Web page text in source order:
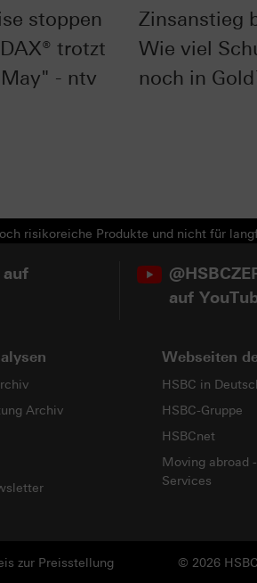
stoppen
trotzt
- ntv
Zinsanstieg
Wie viel
noch in
risikoreiche Produkte und nicht für
auf
auf
Archiv
Webseiten
HSBC in
HSBC-Gruppe
HSBCnet
Moving abroad
Services
© 2026
zur Preisstellung